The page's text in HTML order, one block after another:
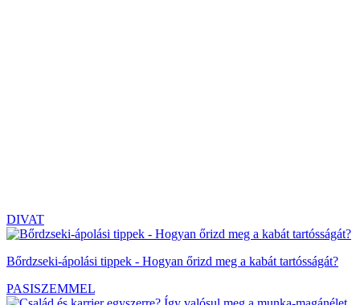
DIVAT
Bőrdzseki-ápolási tippek - Hogyan őrizd meg a kabát tartósságát?
PASISZEMMEL